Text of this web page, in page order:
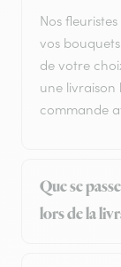
Nos
vos
de votre
une livraison
commande
Que se
lors de la